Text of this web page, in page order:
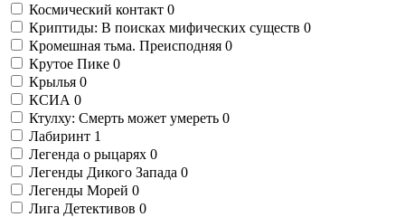
Космический контакт 0
Криптиды: В поисках мифических существ 0
Кромешная тьма. Преисподняя 0
Крутое Пике 0
Крылья 0
КСИА 0
Ктулху: Смерть может умереть 0
Лабиринт 1
Легенда о рыцарях 0
Легенды Дикого Запада 0
Легенды Морей 0
Лига Детективов 0